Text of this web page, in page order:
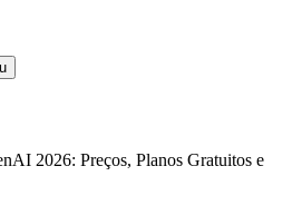
2026: Preços, Planos Gratuitos e